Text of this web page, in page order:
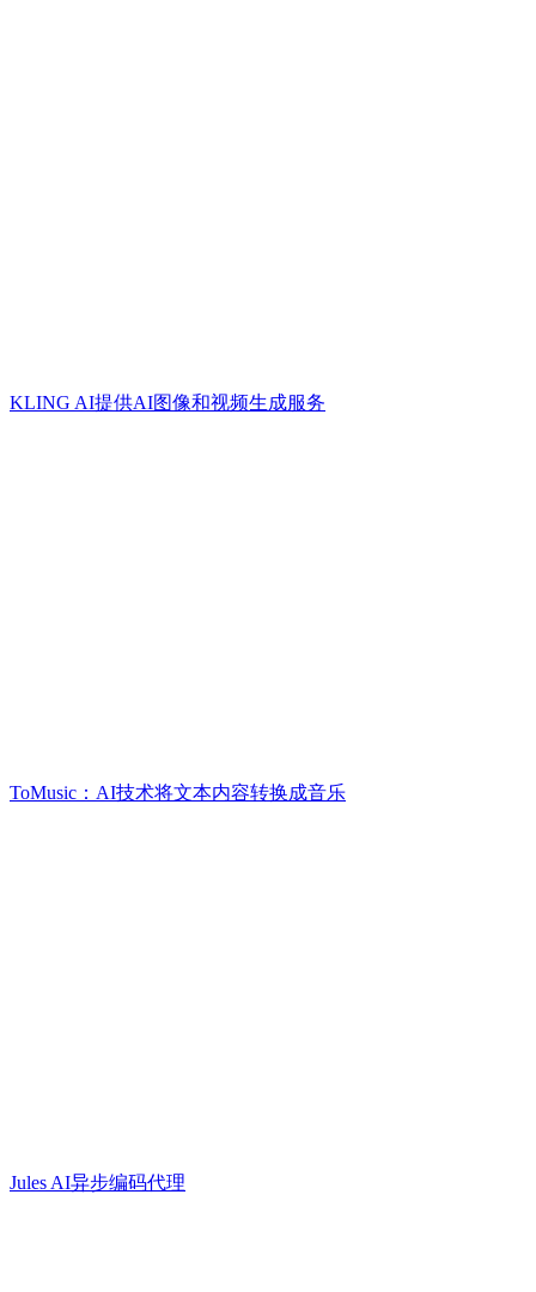
KLING AI提供AI图像和视频生成服务
ToMusic：AI技术将文本内容转换成音乐
Jules AI异步编码代理